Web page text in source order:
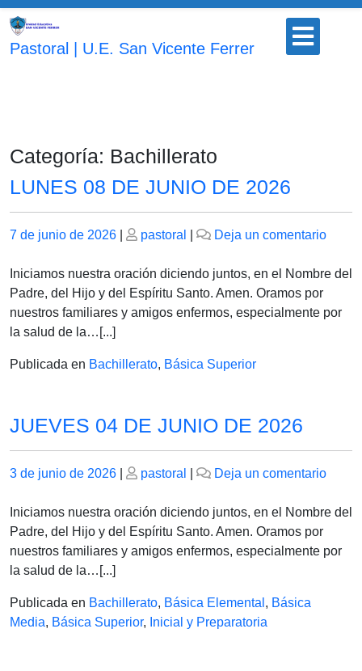
Saltar
contenido
Pastoral | U.E. San Vicente Ferrer
Botón
abrir
Categoría: Bachillerato
LUNES 08 DE JUNIO DE 2026
Publicado
7 de junio de 2026
Publicado
pastoral Deja un comentarioen
08
Iniciamos nuestra oración diciendo juntos, en el Nombre del
Padre, del Hijo y del Espíritu Santo. Amen. Oramos por
nuestros familiares y amigos enfermos, especialmente por
la salud de la…[...]
Publicada en Bachillerato, Básica Superior
JUEVES 04 DE JUNIO DE 2026
Publicado
3 de junio de 2026
Publicado
pastoral Deja un comentarioen
04
Iniciamos nuestra oración diciendo juntos, en el Nombre del
Padre, del Hijo y del Espíritu Santo. Amen. Oramos por
nuestros familiares y amigos enfermos, especialmente por
la salud de la…[...]
Publicada en Bachillerato, Básica Elemental , Básica
Media, Básica Superior, Inicial y Preparatoria